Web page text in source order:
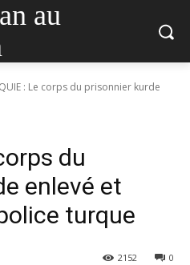
au
: Le corps du prisonnier kurde
du
enlevé et
turque
0
2152